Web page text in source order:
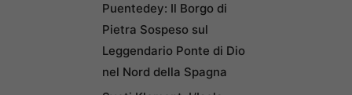
Puentedey: Il Borgo di
Pietra Sospeso sul
Leggendario Ponte di Dio
nel Nord della Spagna